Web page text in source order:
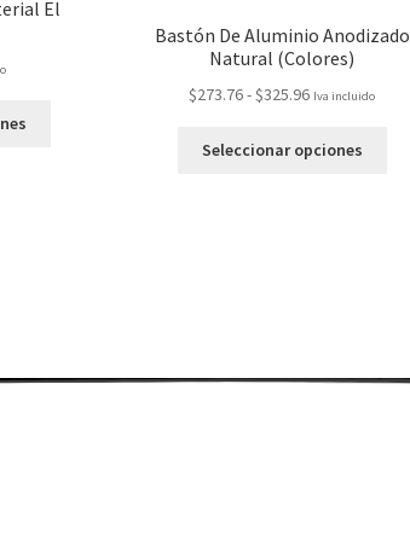
El
Bastón De Aluminio Anodizado
Natural (Colores)
$273.76- $325.96 Iva incluido
Seleccionar opciones